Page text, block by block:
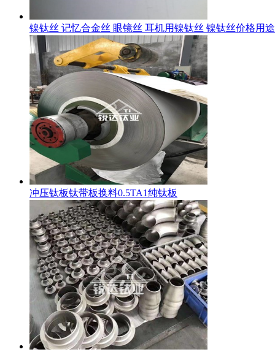
镍钛丝 记忆合金丝 眼镜丝 耳机用镍钛丝 镍钛丝价格用途
冲压钛板钛带板换料0.5TA1纯钛板